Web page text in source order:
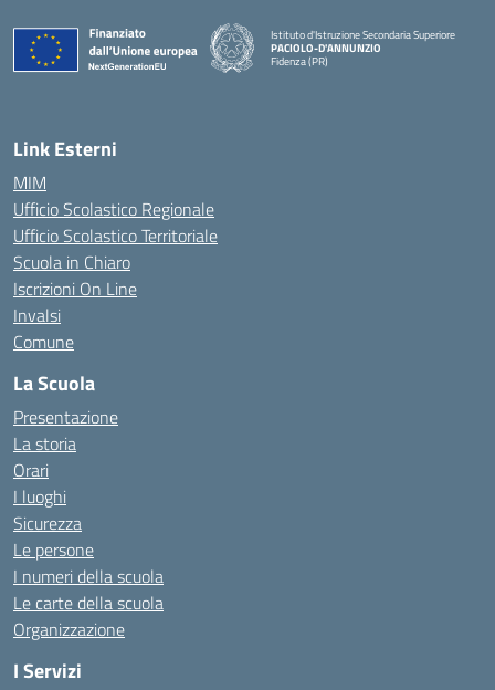
Istituto d'Istruzione Secondaria Superiore
PACIOLO-D'ANNUNZIO
Fidenza (PR)
Link Esterni
MIM
Ufficio Scolastico Regionale
Ufficio Scolastico Territoriale
Scuola in Chiaro
Iscrizioni On Line
Invalsi
Comune
La Scuola
Presentazione
La storia
Orari
I luoghi
Sicurezza
Le persone
I numeri della scuola
Le carte della scuola
Organizzazione
I Servizi